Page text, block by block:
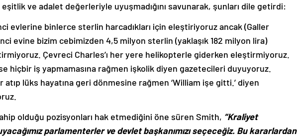
ve adalet değerleriyle uyuşmadığını savunarak, şunları dile getirdi:
evlerine binlerce sterlin harcadıkları için eleştiriyoruz ancak (Galler
evine bizim cebimizden 4,5 milyon sterlin (yaklaşık 182 milyon lira)
Çevreci Charles’ı her yere helikopterle giderken eleştirmiyoruz.
hiçbir iş yapmamasına rağmen işkolik diyen gazetecileri duyuyoruz.
atıp lüks hayatına geri dönmesine rağmen ‘William işe gitti.’ diyen
olduğu pozisyonları hak etmediğini öne süren Smith, “Kraliyet
parlamenterler ve devlet başkanımızı seçeceğiz. Bu kararlardan